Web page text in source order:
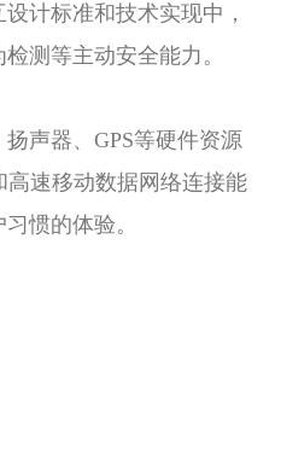
计标准和技术实现中，
测等主动安全能力。
声器、GPS等硬件资源
速移动数据网络连接能
惯的体验。